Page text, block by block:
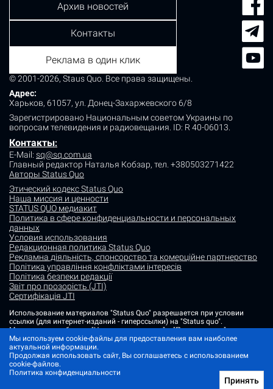
© 2001-2026, Staus Quo. Все права защищены.
Адрес:
Харьков, 61057, ул. Донец-Захаржевского 6/8
Зарегистрировано Национальным советом Украины по
вопросам телевидения и радиовещания. ID: R 40-06013.
Контакты:
E-Mail: sq@sq.com.ua
Главный редактор Наталья Кобзар, тел. +380503271422
Авторы Status Quo
Этический кодекс Status Quo
Наша миссия и ценности
STATUS QUO медиакит
Политика в сфере конфиденциальности и персональных
данных
Условия использования
Редакционная политика Status Quo
Рекламна діяльність, спонсорство та комерційне партнерство
Політика управління конфліктами інтересів
Політика безпеки редакції
Звіт про прозорість (JTI)
Сертифікація JTI
Архив новостей
Контакты
Реклама в один клик
Использование материалов "Status Quo" разрешается при условии
ссылки (для интернет-изданий - гиперссылки) на "Status quo".
Материалы в рубриках "Новости партнеров" и "Пресс-релизы"
размещаются на правах рекламы или в рамках некоммерческого
партнерства.
Изображения, содержащие метку "Status Quo" или не содержащие
информации об источнике фото, являются иллюстративными либо
сгенерированными ИИ
Мы используем cookie-файлы для предоставления вам наиболее
актуальной информации.
Продолжая использовать сайт, Вы соглашаетесь с использованием
cookie-файлов.
Политика конфиденциальности
Принять